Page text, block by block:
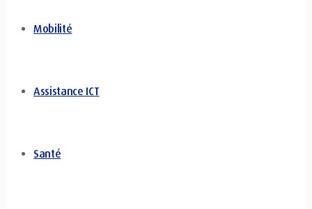
Mobilité
Assistance ICT
Santé